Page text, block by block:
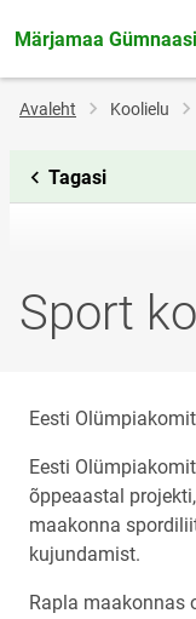
Märjamaa
Jälglink
Avaleht Koolielu
Sport
Tagasi
Eesti
Eesti
õppeaastal
maakonna
kujundamist.
Rapla maakonnas